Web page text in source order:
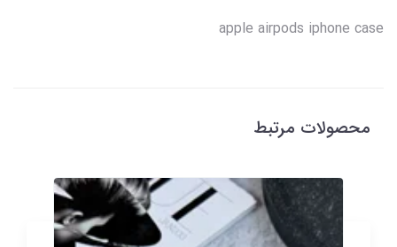
apple airpods iphone case
محصولات مرتبط